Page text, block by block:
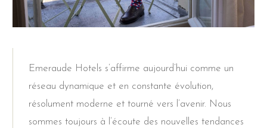
Emeraude Hotels s’affirme aujourd’hui comme un
réseau dynamique et en constante évolution,
résolument moderne et tourné vers l’avenir. Nous
sommes toujours à l’écoute des nouvelles tendances